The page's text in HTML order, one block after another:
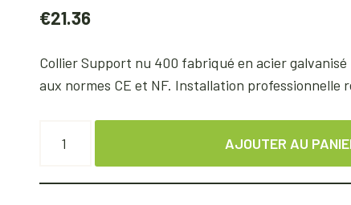
€21.36
Collier Support nu 400 fabriqué en acier
aux normes CE et NF. Installation professionnelle
AJOUTER AU